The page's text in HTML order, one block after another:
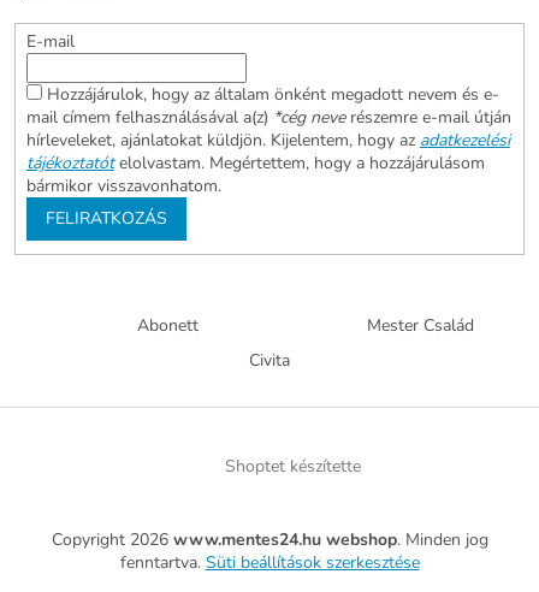
E-mail
Hozzájárulok, hogy az általam önként megadott nevem és e-
mail címem felhasználásával a(z) *cég neverészemre e-mail útján
hírleveleket, ajánlatokat küldjön. Kijelentem, hogy az adatkezelési
tájékoztatót elolvastam. Megértettem, hogy a hozzájárulásom
bármikor visszavonhatom.
FELIRATKOZÁS
Abonett
Mester Család
Civita
Shoptet készítette
Copyright 2026 www.mentes24.hu webshop. Minden jog
fenntartva. Süti beállítások szerkesztése